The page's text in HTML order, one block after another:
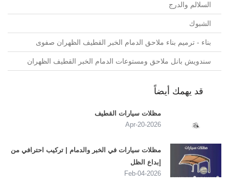
السلالم والدرج
الشبوك
بناء - ترميم بناء ملاحق الدمام الخبر القطيف الظهران صفوى
سندويش بانل ملاحق ومستوعات الدمام الخبر القطيف الظهران
قد يهمك أيضاً
مظلات سيارات القطيف
2026-Apr-20
مظلات سيارات في الخبر والدمام | تركيب احترافي من
إبداع الظل
2026-Feb-04